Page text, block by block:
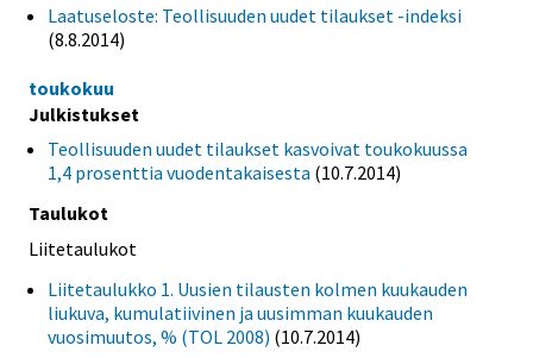
Laatuseloste: Teollisuuden uudet tilaukset -indeksi
(8.8.2014)
toukokuu
Julkistukset
Teollisuuden uudet tilaukset kasvoivat toukokuussa
1,4 prosenttia vuodentakaisesta (10.7.2014)
Taulukot
Liitetaulukot
Liitetaulukko 1. Uusien tilausten kolmen kuukauden
liukuva, kumulatiivinen ja uusimman kuukauden
vuosimuutos, % (TOL 2008) (10.7.2014)